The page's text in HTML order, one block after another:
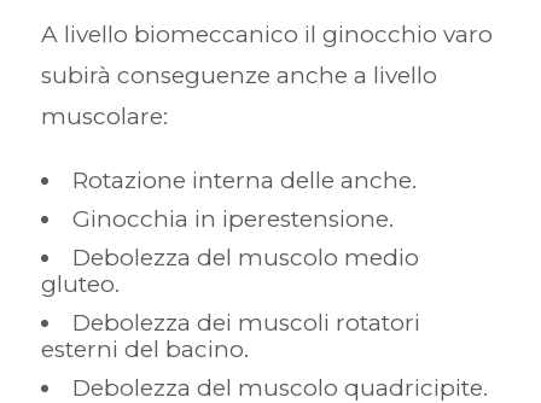
A livello biomeccanico il ginocchio varo
subirà conseguenze anche a livello
muscolare:
Rotazione interna delle anche.
Ginocchia in iperestensione.
Debolezza del muscolo medio
gluteo.
Debolezza dei muscoli rotatori
esterni del bacino.
Debolezza del muscolo quadricipite.